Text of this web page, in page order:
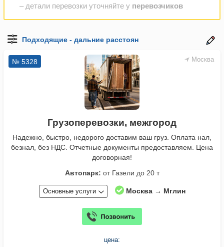
– детали перевозки уточняйте у перевозчиков
Москва
№ 5328
Грузоперевозки, межгород
Надежно, быстро, недорого доставим ваш груз. Оплата нал,
безнал, без НДС. Отчетные документы предоставляем. Цена
договорная!
Автопарк: от Газели до 20 т
Основные услуги Москва → Мглин
цена: